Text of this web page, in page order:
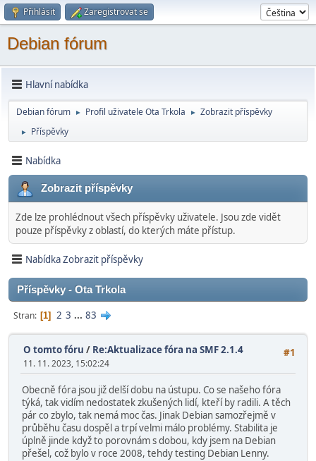
Přihlásit Zaregistrovat se
Debian fórum
Hlavní nabídka
Debian fórum ► Profil uživatele Ota Trkola ► Zobrazit příspěvky
► Příspěvky
Nabídka
Zobrazit příspěvky
Zde lze prohlédnout všech příspěvky uživatele. Jsou zde vidět
pouze příspěvky z oblastí, do kterých máte přístup.
Nabídka Zobrazit příspěvky
Příspěvky - Ota Trkola
Stran 1 2 3 ... 83
#1
O tomto fóru / Re:Aktualizace fóra na SMF 2.1.4
11. 11. 2023, 15:02:24
Obecně fóra jsou již delší dobu na ústupu. Co se našeho fóra
týká, tak vidím nedostatek zkušených lidí, kteří by radili. A těch
pár co zbylo, tak nemá moc čas. Jinak Debian samozřejmě v
průběhu času dospěl a trpí velmi málo problémy. Stabilita je
úplně jinde když to porovnám s dobou, kdy jsem na Debian
přešel, což bylo v roce 2008, tehdy testing Debian Lenny.